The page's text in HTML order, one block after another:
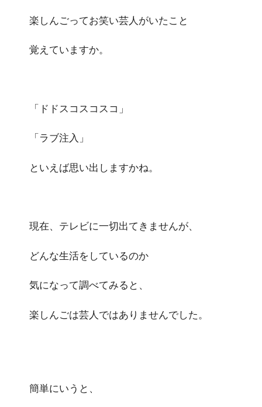
楽しんごってお笑い芸人がいたこと
覚えていますか。
「ドドスコスコスコ」
「ラブ注入」
といえば思い出しますかね。
現在、テレビに一切出てきませんが、
どんな生活をしているのか
気になって調べてみると、
楽しんごは芸人ではありませんでした。
簡単にいうと、